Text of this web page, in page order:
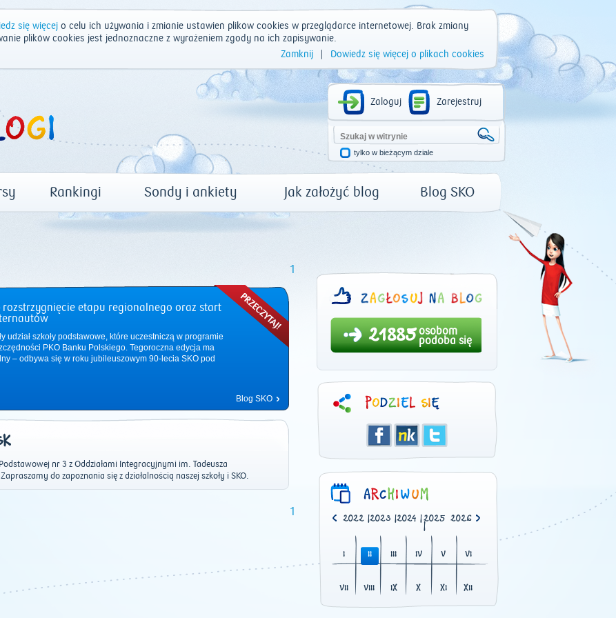
się więcejo celu ich używania i zmianie ustawień plików cookies w przeglądarce internetowej. Brak zmiany
plików cookies jest jednoznaczne z wyrażeniem zgody na ich zapisywanie.
Zamknij
Dowiedz się więcej o plikach cookies
Zaloguj Zarejestruj
tylko w bieżącym dziale
Rankingi Sondy i ankiety Jak założyć blog Blog SKO
1
rozstrzygnięcie etapu regionalnego oraz start
udział szkoły podstawowe, które uczestniczą w programie
PKO Banku Polskiego. Tegoroczna edycja ma
– odbywa się w roku jubileuszowym 90-lecia SKO pod
Blog SKO
nr 3 z Oddziałami Integracyjnymi im. Tadeusza
do zapoznania się z działalnością naszej szkoły i SKO.
1
21885osobom
podoba się
2020 2021| 2022|2023 |2024 |2025
|
2026
I II III IV V VI
VII VIII IX X XI XII